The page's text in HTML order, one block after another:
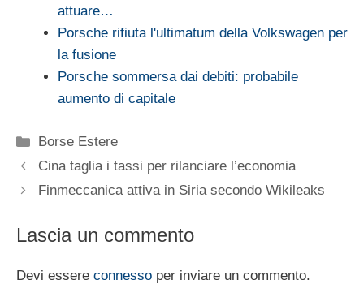
attuare…
Porsche rifiuta l'ultimatum della Volkswagen per
la fusione
Porsche sommersa dai debiti: probabile
aumento di capitale
Categorie
Borse Estere
Cina taglia i tassi per rilanciare l’economia
Finmeccanica attiva in Siria secondo Wikileaks
Lascia un commento
Devi essere connesso per inviare un commento.